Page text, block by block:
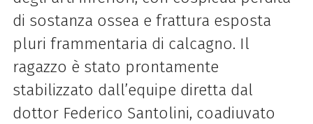
di sostanza ossea e frattura esposta
pluri frammentaria di calcagno. Il
ragazzo è stato prontamente
stabilizzato dall’equipe diretta dal
dottor Federico Santolini, coadiuvato